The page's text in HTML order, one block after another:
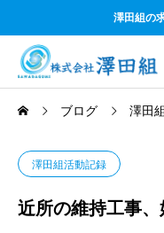
澤田組の
ブログ 澤田
澤田組活動記録
近所の維持工事、